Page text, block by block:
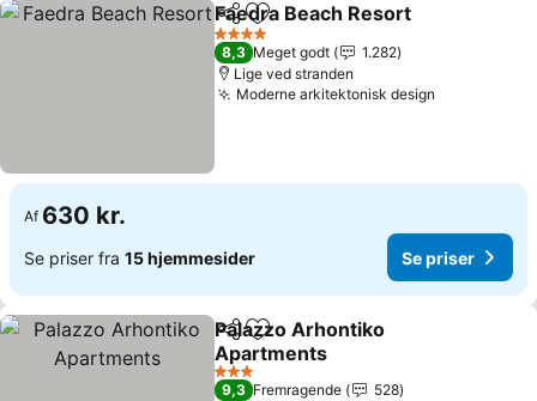
Del Føj til favoritter
Faedra Beach Resort
4 Stjerner
8,3 Meget godt
1.282
Lige ved stranden
Moderne arkitektonisk design
Af 630 kr.
Se priser fra 15 hjemmesider Se priser
Del Føj til favoritter
Palazzo Arhontiko
Apartments
3 Stjerner
9,3 Fremragende 528